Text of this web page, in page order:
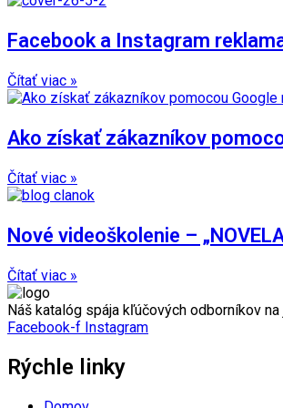
Facebook a Instagram
Čítať viac »
Ako získať zákazníkov
Čítať viac »
Nové videoškolenie –
Čítať viac »
Náš katalóg spája kľúčových odborníkov
Facebook-f Instagram
Rýchle linky